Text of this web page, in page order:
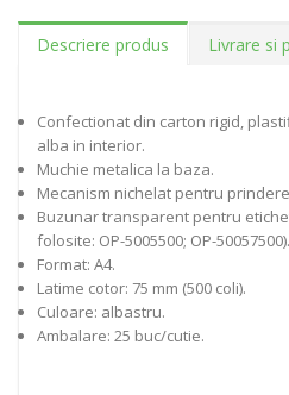
Descriere produs Livrare si
Confectionat din carton rigid,
alba in interior.
Muchie metalica la baza.
Mecanism nichelat pentru
Buzunar transparent pentru
folosite: OP-5005500; OP-50057500).
Format: A4.
Latime cotor: 75 mm (500 coli).
Culoare: albastru.
Ambalare: 25 buc/cutie.